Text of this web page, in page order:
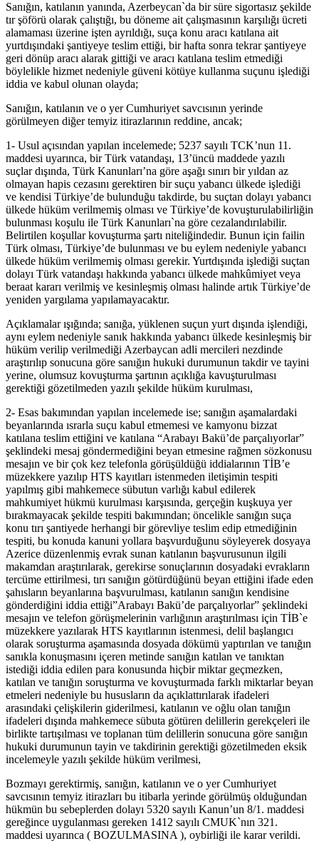
Sanığın, katılanın yanında, Azerbeycan`da bir süre sigortasız şekilde
tır şöförü olarak çalıştığı, bu döneme ait çalışmasının karşılığı ücreti
alamaması üzerine işten ayrıldığı, suça konu aracı katılana ait
yurtdışındaki şantiyeye teslim ettiği, bir hafta sonra tekrar şantiyeye
geri dönüp aracı alarak gittiği ve aracı katılana teslim etmediği
böylelikle hizmet nedeniyle güveni kötüye kullanma suçunu işlediği
iddia ve kabul olunan olayda;
Sanığın, katılanın ve o yer Cumhuriyet savcısının yerinde
görülmeyen diğer temyiz itirazlarının reddine, ancak;
1- Usul açısından yapılan incelemede; 5237 sayılı TCK’nun 11.
maddesi uyarınca, bir Türk vatandaşı, 13’üncü maddede yazılı
suçlar dışında, Türk Kanunları’na göre aşağı sınırı bir yıldan az
olmayan hapis cezasını gerektiren bir suçu yabancı ülkede işlediği
ve kendisi Türkiye’de bulunduğu takdirde, bu suçtan dolayı yabancı
ülkede hüküm verilmemiş olması ve Türkiye’de kovuşturulabilirliğin
bulunması koşulu ile Türk Kanunları`na göre cezalandırılabilir.
Belirtilen koşullar kovuşturma şartı niteliğindedir. Bunun için failin
Türk olması, Türkiye’de bulunması ve bu eylem nedeniyle yabancı
ülkede hüküm verilmemiş olması gerekir. Yurtdışında işlediği suçtan
dolayı Türk vatandaşı hakkında yabancı ülkede mahkûmiyet veya
beraat kararı verilmiş ve kesinleşmiş olması halinde artık Türkiye’de
yeniden yargılama yapılamayacaktır.
Açıklamalar ışığında; sanığa, yüklenen suçun yurt dışında işlendiği,
aynı eylem nedeniyle sanık hakkında yabancı ülkede kesinleşmiş bir
hüküm verilip verilmediği Azerbaycan adli mercileri nezdinde
araştırılıp sonucuna göre sanığın hukuki durumunun takdir ve tayini
yerine, olumsuz kovuşturma şartının açıklığa kavuşturulması
gerektiği gözetilmeden yazılı şekilde hüküm kurulması,
2- Esas bakımından yapılan incelemede ise; sanığın aşamalardaki
beyanlarında ısrarla suçu kabul etmemesi ve kamyonu bizzat
katılana teslim ettiğini ve katılana “Arabayı Bakü’de parçalıyorlar”
şeklindeki mesaj göndermediğini beyan etmesine rağmen sözkonusu
mesajın ve bir çok kez telefonla görüşüldüğü iddialarının TİB’e
müzekkere yazılıp HTS kayıtları istenmeden iletişimin tespiti
yapılmış gibi mahkemece sübutun varlığı kabul edilerek
mahkumiyet hükmü kurulması karşısında, gerçeğin kuşkuya yer
bırakmayacak şekilde tespiti bakımından; öncelikle sanığın suça
konu tırı şantiyede herhangi bir görevliye teslim edip etmediğinin
tespiti, bu konuda kanuni yollara başvurduğunu söyleyerek dosyaya
Azerice düzenlenmiş evrak sunan katılanın başvurusunun ilgili
makamdan araştırılarak, gerekirse sonuçlarının dosyadaki evrakların
tercüme ettirilmesi, tırı sanığın götürdüğünü beyan ettiğini ifade eden
şahısların beyanlarına başvurulması, katılanın sanığın kendisine
gönderdiğini iddia ettiği”Arabayı Bakü’de parçalıyorlar” şeklindeki
mesajın ve telefon görüşmelerinin varlığının araştırılması için TİB`e
müzekkere yazılarak HTS kayıtlarının istenmesi, delil başlangıcı
olarak soruşturma aşamasında dosyada dökümü yaptırılan ve tanığın
sanıkla konuşmasını içeren metinde sanığın katılan ve tanıktan
istediği iddia edilen para konusunda hiçbir miktar geçmezken,
katılan ve tanığın soruşturma ve kovuşturmada farklı miktarlar beyan
etmeleri nedeniyle bu hususların da açıklattırılarak ifadeleri
arasındaki çelişkilerin giderilmesi, katılanın ve oğlu olan tanığın
ifadeleri dışında mahkemece sübuta götüren delillerin gerekçeleri ile
birlikte tartışılması ve toplanan tüm delillerin sonucuna göre sanığın
hukuki durumunun tayin ve takdirinin gerektiği gözetilmeden eksik
incelemeyle yazılı şekilde hüküm verilmesi,
Bozmayı gerektirmiş, sanığın, katılanın ve o yer Cumhuriyet
savcısının temyiz itirazları bu itibarla yerinde görülmüş olduğundan
hükmün bu sebeplerden dolayı 5320 sayılı Kanun’un 8/1. maddesi
gereğince uygulanması gereken 1412 sayılı CMUK`nın 321.
maddesi uyarınca ( BOZULMASINA ), oybirliği ile karar verildi.